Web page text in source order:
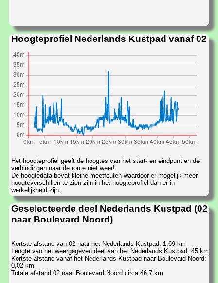
Hoogteprofiel Nederlands Kustpad vanaf 02
Het hoogteprofiel geeft de hoogtes van het start- en eindpunt en de
verbindingen naar de route niet weer!
De hoogtedata bevat kleine meetfouten waardoor er mogelijk meer
hoogteverschillen te zien zijn in het hoogteprofiel dan er in
werkelijkheid zijn.
Geselecteerde deel Nederlands Kustpad (02
naar Boulevard Noord)
Kortste afstand van 02 naar het Nederlands Kustpad: 1,69 km
Lengte van het weergegeven deel van het Nederlands Kustpad: 45 km
Kortste afstand vanaf het Nederlands Kustpad naar Boulevard Noord:
0,02 km
Totale afstand 02 naar Boulevard Noord circa 46,7 km